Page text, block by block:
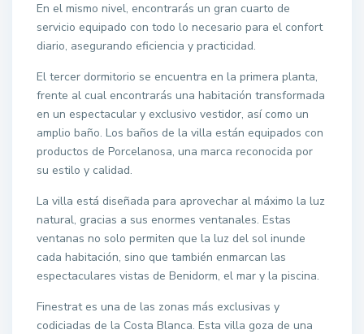
En el mismo nivel, encontrarás un gran cuarto de
servicio equipado con todo lo necesario para el confort
diario, asegurando eficiencia y practicidad.
El tercer dormitorio se encuentra en la primera planta,
frente al cual encontrarás una habitación transformada
en un espectacular y exclusivo vestidor, así como un
amplio baño. Los baños de la villa están equipados con
productos de Porcelanosa, una marca reconocida por
su estilo y calidad.
La villa está diseñada para aprovechar al máximo la luz
natural, gracias a sus enormes ventanales. Estas
ventanas no solo permiten que la luz del sol inunde
cada habitación, sino que también enmarcan las
espectaculares vistas de Benidorm, el mar y la piscina.
Finestrat es una de las zonas más exclusivas y
codiciadas de la Costa Blanca. Esta villa goza de una